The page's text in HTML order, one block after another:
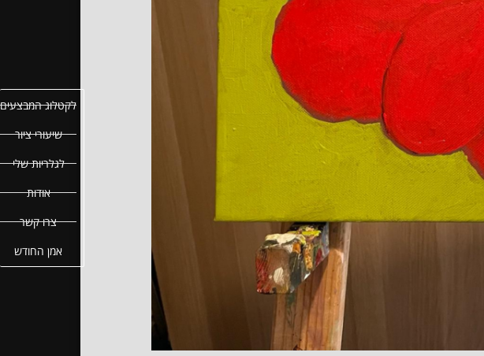
לקטלוג המבצעים
שיעורי ציור
לגלריות שלי
אודות
צרו קשר
אמן החודש